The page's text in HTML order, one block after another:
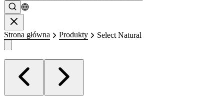
Szukać
Strona główna Produkty Select Natural